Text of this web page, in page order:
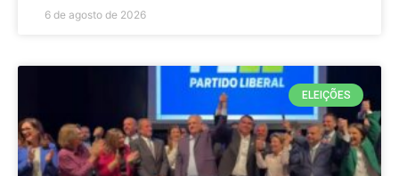
6 de agosto de 2026
ELEIÇÕES